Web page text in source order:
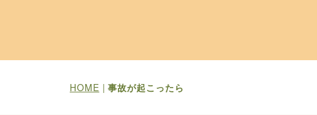
HOME |事故が起こったら